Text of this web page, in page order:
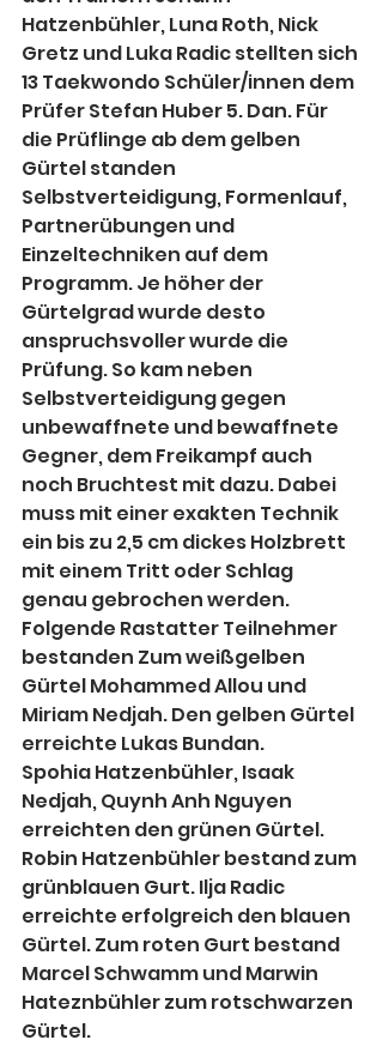
Hatzenbühler, Luna Roth, Nick
Gretz und Luka Radic stellten sich
13 Taekwondo Schüler/innen dem
Prüfer Stefan Huber 5. Dan. Für
die Prüflinge ab dem gelben
Gürtel standen
Selbstverteidigung, Formenlauf,
Partnerübungen und
Einzeltechniken auf dem
Programm. Je höher der
Gürtelgrad wurde desto
anspruchsvoller wurde die
Prüfung. So kam neben
Selbstverteidigung gegen
unbewaffnete und bewaffnete
Gegner, dem Freikampf auch
noch Bruchtest mit dazu. Dabei
muss mit einer exakten Technik
ein bis zu 2,5 cm dickes Holzbrett
mit einem Tritt oder Schlag
genau gebrochen werden.
Folgende Rastatter Teilnehmer
bestanden Zum weißgelben
Gürtel Mohammed Allou und
Miriam Nedjah. Den gelben Gürtel
erreichte Lukas Bundan.
Spohia Hatzenbühler, Isaak
Nedjah, Quynh Anh Nguyen
erreichten den grünen Gürtel.
Robin Hatzenbühler bestand zum
grünblauen Gurt. Ilja Radic
erreichte erfolgreich den blauen
Gürtel. Zum roten Gurt bestand
Marcel Schwamm und Marwin
Hateznbühler zum rotschwarzen
Gürtel.